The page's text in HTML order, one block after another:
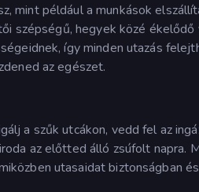
mint például a munkások
szépségű, hegyek közé ékelődő
így minden utazás
az egészet.
a szűk utcákon, vedd fel az
az előtted álló zsúfolt napra.
utasaidat biztonságban